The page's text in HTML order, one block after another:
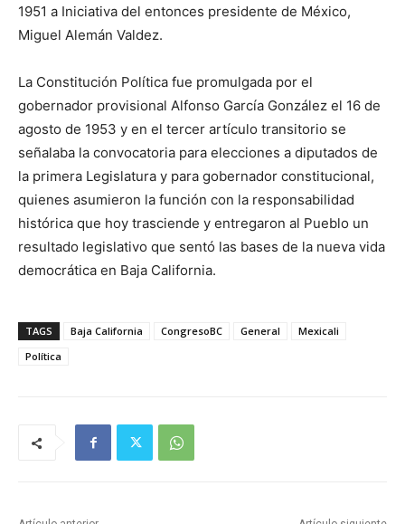
1951 a Iniciativa del entonces presidente de México,
Miguel Alemán Valdez.
La Constitución Política fue promulgada por el
gobernador provisional Alfonso García González el 16 de
agosto de 1953 y en el tercer artículo transitorio se
señalaba la convocatoria para elecciones a diputados de
la primera Legislatura y para gobernador constitucional,
quienes asumieron la función con la responsabilidad
histórica que hoy trasciende y entregaron al Pueblo un
resultado legislativo que sentó las bases de la nueva vida
democrática en Baja California.
TAGS Baja California CongresoBC General
Mexicali
Política